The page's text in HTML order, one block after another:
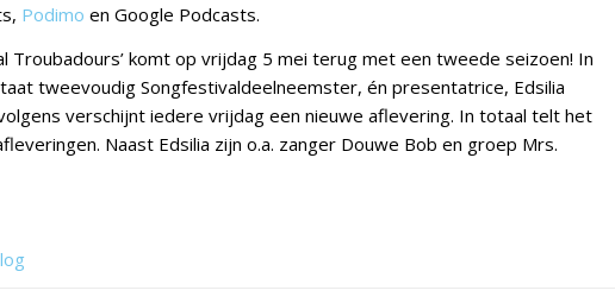
Podimo en Google Podcasts.
Troubadours’ komt op vrijdag 5 mei terug met een tweede seizoen! In
tweevoudig Songfestivaldeelneemster, én presentatrice, Edsilia
verschijnt iedere vrijdag een nieuwe aflevering. In totaal telt het
Naast Edsilia zijn o.a. zanger Douwe Bob en groep Mrs.